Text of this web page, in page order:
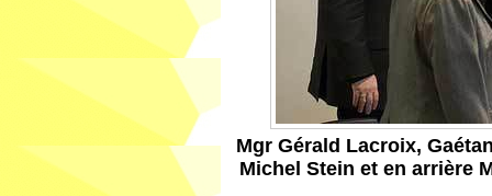
Mgr Gérald Lacroix,
Michel Stein et en arrière